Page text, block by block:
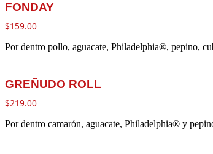
FONDAY
$159.00
Por dentro pollo, aguacate, Philadelphia®, pepino,
GREÑUDO ROLL
$219.00
Por dentro camarón, aguacate, Philadelphia® y